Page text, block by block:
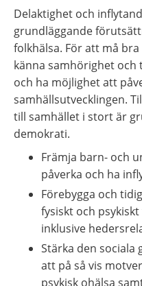
Delaktighet och
grundläggande
folkhälsa. För att må
känna samhörighet och
och ha möjlighet att
samhällsutvecklingen.
till samhället i stort är
demokrati.
Främja barn- och
påverka och ha
Förebygga och
fysiskt och
inklusive
Stärka den sociala
att på så vis
psykisk ohälsa